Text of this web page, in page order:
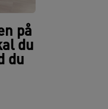
på
du
du